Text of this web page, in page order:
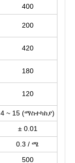
400
200
420
180
120
4 ~ 15 (ማስተካከያ)
± 0.01
0.3 / ሜ
500